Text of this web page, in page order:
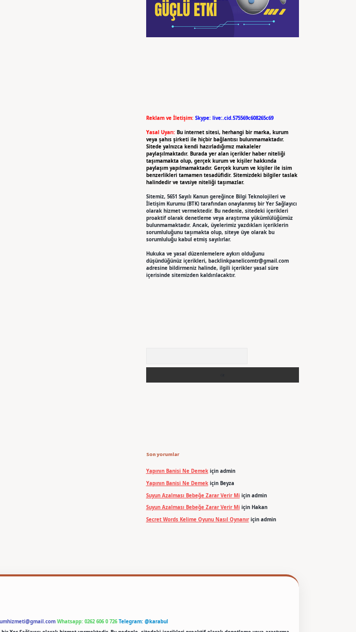
Reklam ve İletişim: Skype: live:.cid.575569c608265c69
Yasal Uyarı: Bu internet sitesi, herhangi bir marka, kurum
veya şahıs şirketi ile hiçbir bağlantısı bulunmamaktadır.
Sitede yalnızca kendi hazırladığımız makaleler
paylaşılmaktadır. Burada yer alan içerikler haber niteliği
taşımamakta olup, gerçek kurum ve kişiler hakkında
paylaşım yapılmamaktadır. Gerçek kurum ve kişiler ile isim
benzerlikleri tamamen tesadüfidir. Sitemizdeki bilgiler taslak
halindedir ve tavsiye niteliği taşımazlar.
Sitemiz, 5651 Sayılı Kanun gereğince Bilgi Teknolojileri ve
İletişim Kurumu (BTK) tarafından onaylanmış bir Yer Sağlayıcı
olarak hizmet vermektedir. Bu nedenle, sitedeki içerikleri
proaktif olarak denetleme veya araştırma yükümlülüğümüz
bulunmamaktadır. Ancak, üyelerimiz yazdıkları içeriklerin
sorumluluğunu taşımakta olup, siteye üye olarak bu
sorumluluğu kabul etmiş sayılırlar.
Hukuka ve yasal düzenlemelere aykırı olduğunu
düşündüğünüz içerikleri, backlinkpanelicomtr@gmail.com
adresine bildirmeniz halinde, ilgili içerikler yasal süre
içerisinde sitemizden kaldırılacaktır.
Son yorumlar
Yapının Banisi Ne Demekiçin admin
Yapının Banisi Ne Demekiçin Beyza
Suyun Azalması Bebeğe Zarar Verir Miiçin admin
Suyun Azalması Bebeğe Zarar Verir Miiçin Hakan
Secret Words Kelime Oyunu Nasıl Oynanıriçin admin
Whatsapp: 0262 606 0 726 Telegram: @karabul